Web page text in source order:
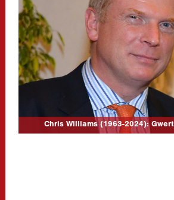
Chris Williams (1963-2024):
Ymunwch â ni Dydd Sadwrn,12 Hydref
3.30yp) ar Gampws Prifysgol De Cymru
ysgol undydd i gofio Chris Williams a dathlu
CLICK